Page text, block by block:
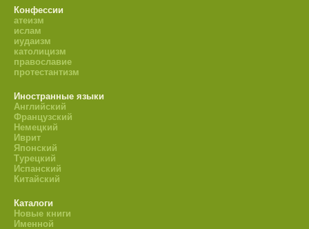
Конфессии
атеизм
ислам
иудаизм
католицизм
православие
протестантизм
Иностранные языки
Английский
Французский
Немецкий
Иврит
Японский
Турецкий
Испанский
Китайский
Каталоги
Новые книги
Именной